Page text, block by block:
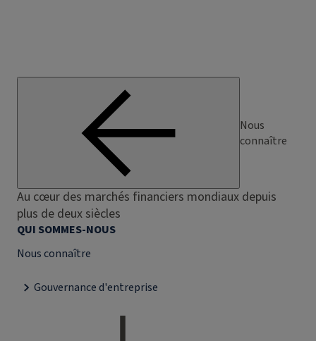
Nous
connaître
Au cœur des marchés financiers mondiaux depuis
plus de deux siècles
QUI SOMMES-NOUS
Nous connaître
Gouvernance d'entreprise